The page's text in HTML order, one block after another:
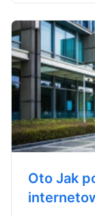
Oto Jak